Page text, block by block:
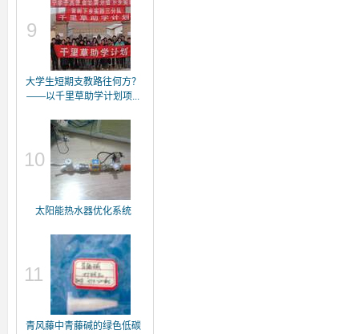
9
大学生短期支教路往何方？
——以千里草助学计划项...
10
太阳能热水器优化系统
11
青风藤中青藤碱的绿色低碳